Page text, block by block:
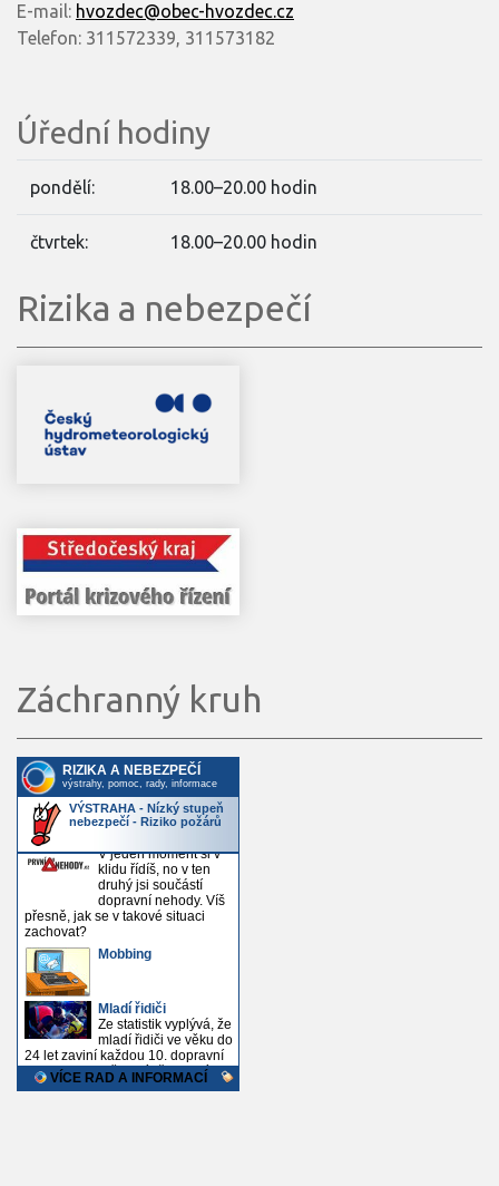
E-mail: hvozdec@obec-hvozdec.cz
Telefon: 311572339, 311573182
Úřední hodiny
pondělí: 18.00–20.00 hodin
čtvrtek: 18.00–20.00 hodin
Rizika a nebezpečí
Záchranný kruh